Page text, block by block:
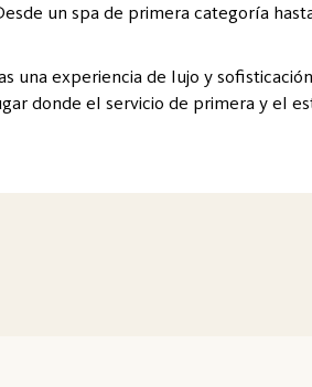
un spa de primera categoría
una experiencia de lujo y
donde el servicio de primera y el